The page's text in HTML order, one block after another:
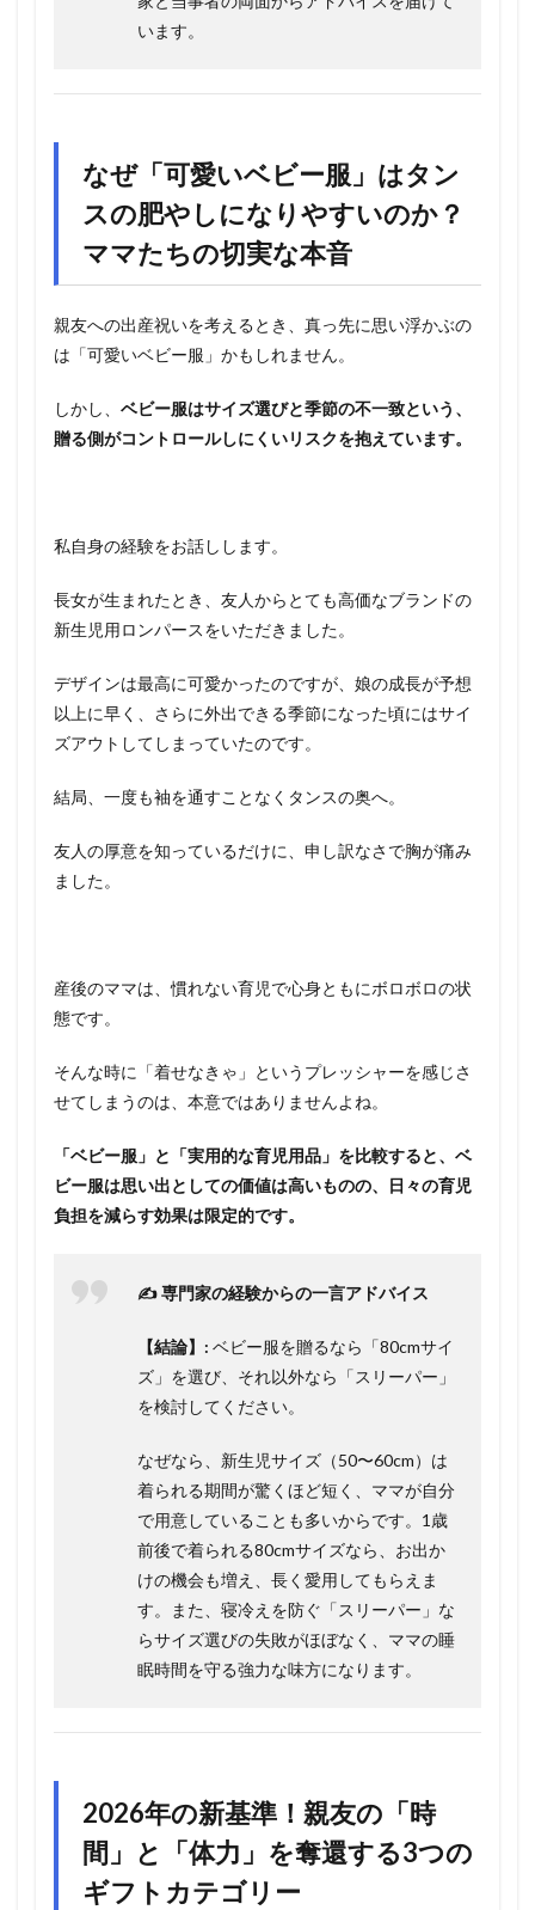
います。
なぜ「可愛いベビー服」はタン
スの肥やしになりやすいのか？
ママたちの切実な本音
親友への出産祝いを考えるとき、真っ先に思い浮かぶの
は「可愛いベビー服」かもしれません。
しかし、 ベビー服はサイズ選びと季節の不一致という、
贈る側がコントロールしにくいリスクを抱えています。
私自身の経験をお話しします。
長女が生まれたとき、友人からとても高価なブランドの
新生児用ロンパースをいただきました。
デザインは最高に可愛かったのですが、娘の成長が予想
以上に早く、さらに外出できる季節になった頃にはサイ
ズアウトしてしまっていたのです。
結局、一度も袖を通すことなくタンスの奥へ。
友人の厚意を知っているだけに、申し訳なさで胸が痛み
ました。
産後のママは、慣れない育児で心身ともにボロボロの状
態です。
そんな時に「着せなきゃ」というプレッシャーを感じさ
せてしまうのは、本意ではありませんよね。
「ベビー服」と「実用的な育児用品」を比較すると、ベ
ビー服は思い出としての価値は高いものの、日々の育児
負担を減らす効果は限定的です。
✍️ 専門家の経験からの一言アドバイス
【結論】: ベビー服を贈るなら「80cmサイ
ズ」を選び、それ以外なら「スリーパー」
を検討してください。
なぜなら、新生児サイズ（50〜60cm）は
着られる期間が驚くほど短く、ママが自分
で用意していることも多いからです。1歳
前後で着られる80cmサイズなら、お出か
けの機会も増え、長く愛用してもらえま
す。また、寝冷えを防ぐ「スリーパー」な
らサイズ選びの失敗がほぼなく、ママの睡
眠時間を守る強力な味方になります。
2026年の新基準！親友の「時
間」と「体力」を奪還する3つの
ギフトカテゴリー